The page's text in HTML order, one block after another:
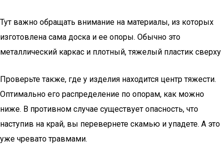
Тут важно обращать внимание на материалы, из которых
изготовлена сама доска и ее опоры. Обычно это
металлический каркас и плотный, тяжелый пластик сверху
Проверьте также, где у изделия находится центр тяжести.
Оптимально его распределение по опорам, как можно
ниже. В противном случае существует опасность, что
наступив на край, вы перевернете скамью и упадете. А это
уже чревато травмами.